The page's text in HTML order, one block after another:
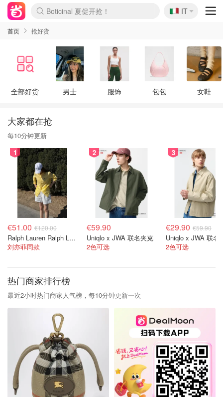
Boticinal 夏促开抢！
速领！Stanley独家85折
Zalando 奥莱闪促！每日更新
🇮🇹
IT
首页 抢好货
全部好货 男士 服饰 包包 女鞋
大家都在抢
每10分钟更新
1
€51.00 €120.00
Ralph Lauren Ralph Lauren 男童亚麻衬衫
刘亦菲同款
2
€59.90
Uniqlo x JWA 联名夹克
2色可选
3
€29.90 €59.90
Uniqlo x JWA 联名
2色可选
热门商家排行榜
最近2小时热门商家人气榜，每10分钟更新一次